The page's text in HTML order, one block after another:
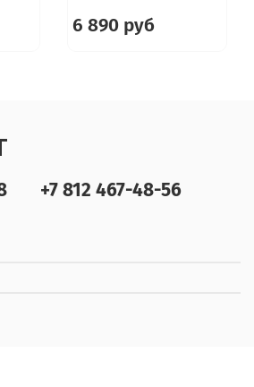
6 890 руб
+7 812 467-48-56